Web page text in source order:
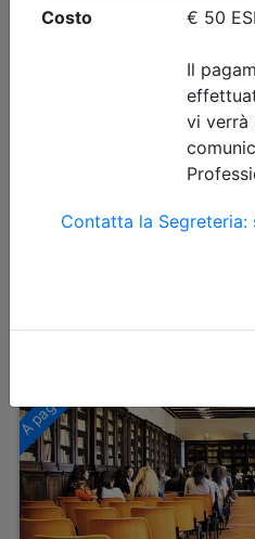
Iscrizioni:
dal 05/08/2026
- professionisti appartenenti
Dettagli evento
A pagamento